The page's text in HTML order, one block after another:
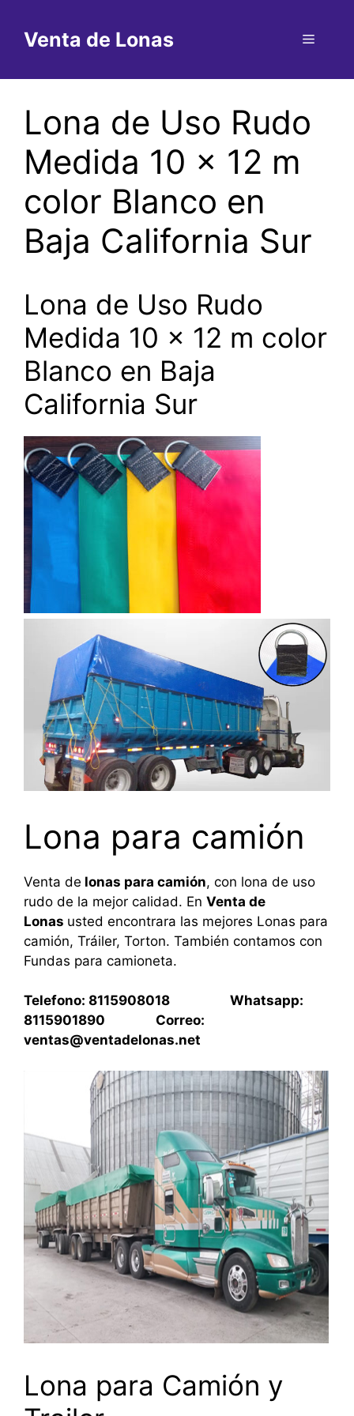
contenido
Venta de Lonas Menú
Lona de Uso Rudo
Medida 10 x 12 m
color Blanco en
Baja California Sur
Lona de Uso Rudo
Medida 10 x 12 m color
Blanco en Baja
California Sur
Lona para camión
Venta de lonas para camión, con lona de uso
rudo de la mejor calidad. En Venta de
Lonas usted encontrara las mejores Lonas para
camión, Tráiler, Torton. También contamos con
Fundas para camioneta.
Telefono: 8115908018 Whatsapp:
8115901890 Correo:
ventas@ventadelonas.net
Lona para Camión y